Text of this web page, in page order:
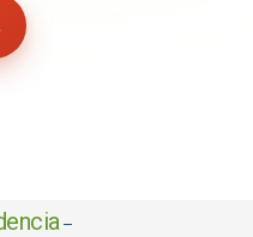
científica